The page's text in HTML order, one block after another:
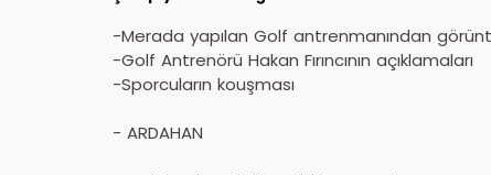
-Merada yapılan Golf antrenmanından
-Golf Antrenörü Hakan Fırıncının açıklamaları
-Sporcuların kouşması
- ARDAHAN